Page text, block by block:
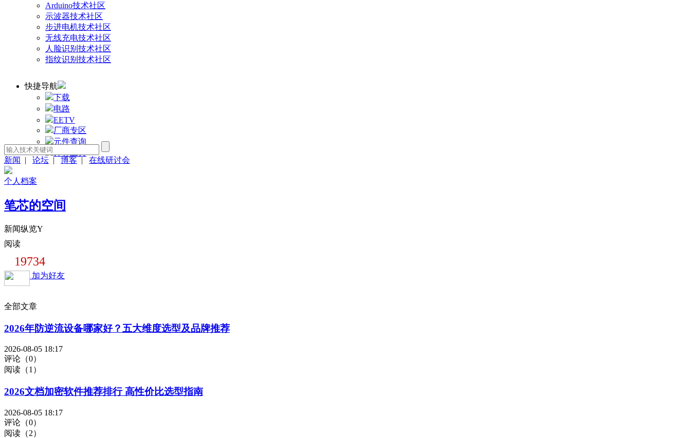
Arduino技术社区
示波器技术社区
步进电机技术社区
无线充电技术社区
人脸识别技术社区
指纹识别技术社区
快捷导航
下载
电路
EETV
厂商专区
元件查询
计算工具
新闻
| 论坛 | 博客 | 在线研讨会
个人档案
笔芯的空间
新闻纵览Y
阅读
19734
加为好友
全部文章
2026年防逆流设备哪家好？五大维度选型及品牌推荐
2026-08-05 18:17
评论（0）
阅读（1）
2026文档加密软件推荐排行 高性价比选型指南
2026-08-05 18:17
评论（0）
阅读（2）